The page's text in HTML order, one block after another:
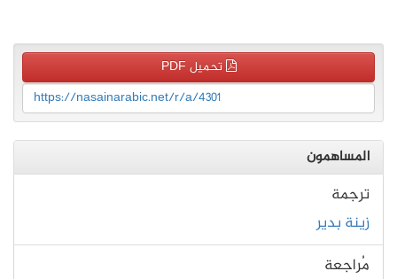
تحميل PDF
https://nasainarabic.net/r/a/4301
المساهمون
ترجمة
زينة بدير
مُراجعة